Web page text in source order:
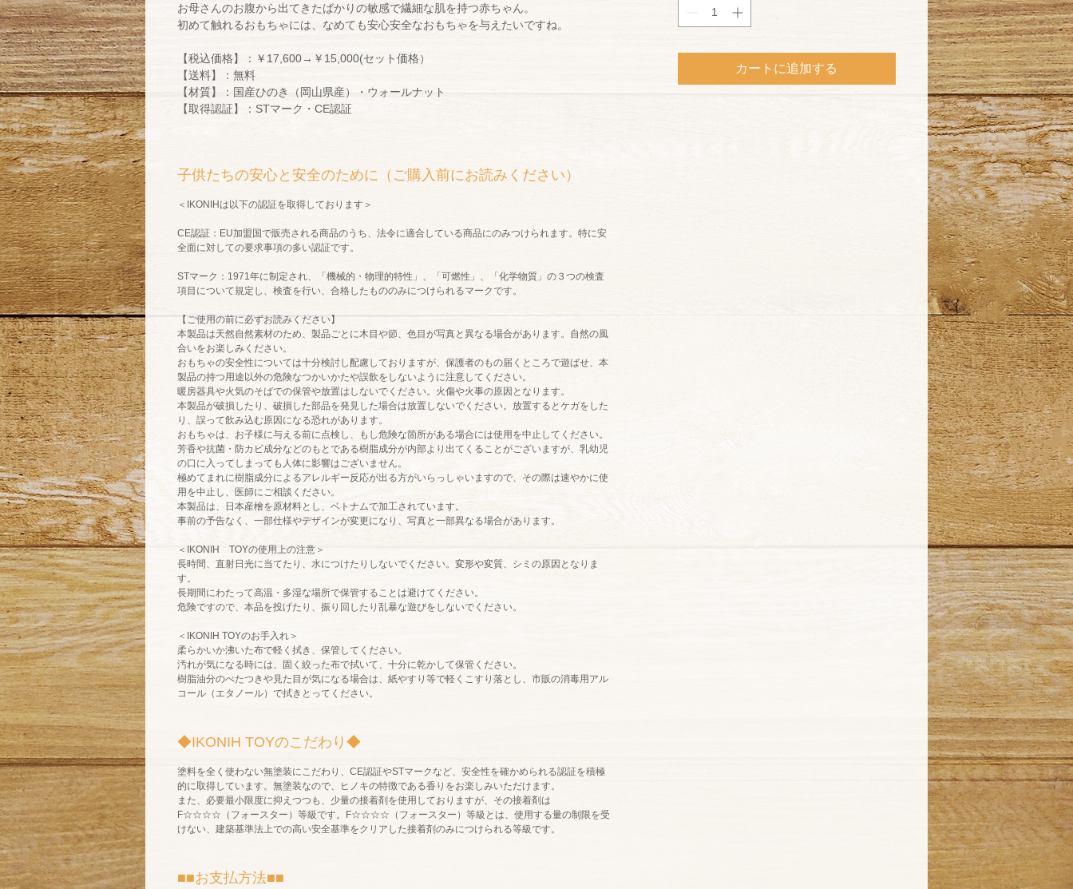
お母さんのお腹から出てきたばかりの敏感で繊細な肌を持つ赤ちゃん。
初めて触れるおもちゃには、なめても安心安全なおもちゃを与えたいですね。
【税込価格】：￥17,600→￥15,000(セット価格）
【送料】：無料
【材質】：国産ひのき（岡山県産）・ウォールナット
【取得認証】：STマーク・CE認証
子供たちの安心と安全のために（ご購入前にお読みください）
＜ IKONIHは以下の認証を取得しております＞
CE認証： EU加盟国で販売される商品のうち、法令に適合している商品にのみつけられます。特に安
全面に対しての要求事項の多い認証です。
STマーク： 1971年に制定され、「機械的・物理的特性」、「可燃性」、「化学物質」の３つの検査
項目について規定し、検査を行い、合格したもののみにつけられるマークです。
【ご使用の前に必ずお読みください】
本製品は天然自然素材のため、製品ごとに木目や節、色目が写真と異なる場合があります。自然の風
合いをお楽しみください。
おもちゃの安全性については十分検討し配慮しておりますが、保護者のもの届くところで遊ばせ、本
製品の持つ用途以外の危険なつかいかたや誤飲をしないように注意してください。
暖房器具や火気のそばでの保管や放置はしないでください。火傷や火事の原因となります。
本製品が破損したり、破損した部品を発見した場合は放置しないでください。放置するとケガをした
り、誤って飲み込む原因になる恐れがあります。
おもちゃは、お子様に与える前に点検し、もし危険な箇所がある場合には使用を中止してください。
芳香や抗菌・防カビ成分などのもとである樹脂成分が内部より出てくることがございますが、乳幼児
の口に入ってしまっても人体に影響はございません。
極めてまれに樹脂成分によるアレルギー反応が出る方がいらっしゃいますので、その際は速やかに使
用を中止し、医師にご相談ください。
本製品は、日本産檜を原材料とし、ベトナムで加工されています。
事前の予告なく、一部仕様やデザインが変更になり、写真と一部異なる場合があります。
＜ IKONIH TOYの使用上の注意＞
長時間、直射日光に当てたり、水につけたりしないでください。変形や変質、シミの原因となりま
す。
長期間にわたって高温・多湿な場所で保管することは避けてください。
危険ですので、本品を投げたり、振り回したり乱暴な遊びをしないでください。
＜ IKONIH TOYのお手入れ＞
柔らかいか沸いた布で軽く拭き、保管してください。
汚れが気になる時には、固く絞った布で拭いて、十分に乾かして保管ください。
樹脂油分のべたつきや見た目が気になる場合は、紙やすり等で軽くこすり落とし、市販の消毒用アル
コール（エタノール）で拭きとってください。
◆IKONIH TOYのこだわり◆
塗料を全く使わない無塗装にこだわり、CE認証やSTマークなど、安全性を確かめられる認証を積極
的に取得しています。無塗装なので、ヒノキの特徴である香りをお楽しみいただけます。
また、必要最小限度に抑えつつも、少量の接着剤を使用しておりますが、その接着剤は
F☆☆☆☆（フォースター）等級です。F☆☆☆☆（フォースター）等級とは、使用する量の制限を受
けない、建築基準法上での高い安全基準をクリアした接着剤のみにつけられる等級です。
■■お支払方法■■
カートに追加する